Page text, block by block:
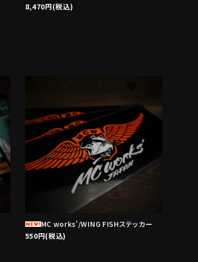
8,470円(税込)
MC works'/WING FISHステッカー
550円(税込)